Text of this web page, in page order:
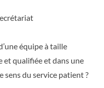
équipe à taille
et qualifiée et dans une
sens du service patient ?